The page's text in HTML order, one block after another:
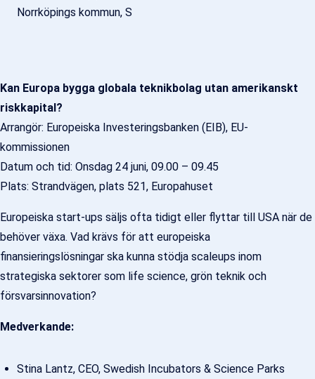
Norrköpings kommun, S
Kan Europa bygga globala teknikbolag utan amerikanskt
riskkapital?
Arrangör: Europeiska Investeringsbanken (EIB), EU-
kommissionen
Datum och tid: Onsdag 24 juni, 09.00 – 09.45
Plats: Strandvägen, plats 521, Europahuset
Europeiska start-ups säljs ofta tidigt eller flyttar till USA när de
behöver växa. Vad krävs för att europeiska
finansieringslösningar ska kunna stödja scaleups inom
strategiska sektorer som life science, grön teknik och
försvarsinnovation?
Medverkande:
Stina Lantz, CEO, Swedish Incubators & Science Parks